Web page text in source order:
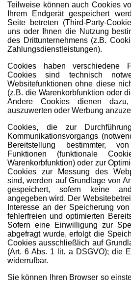
Teilweise können auch Cookies
Ihrem Endgerät gespeichert
Seite betreten (Third-Party-
uns oder Ihnen die Nutzung
des Drittunternehmens (z.B.
Zahlungsdienstleistungen).
Cookies haben verschiedene
Cookies sind technisch
Websitefunktionen ohne diese
(z.B. die Warenkorbfunktion oder
Andere Cookies dienen dazu,
auszuwerten oder Werbung
Cookies, die zur
Kommunikationsvorgangs
Bereitstellung bestimmter,
Funktionen (funktionale
Warenkorbfunktion) oder zur
Cookies zur Messung des
sind, werden auf Grundlage von
gespeichert, sofern keine
angegeben wird. Der
Interesse an der Speicherung
fehlerfreien und optimierten
Sofern eine Einwilligung zur
abgefragt wurde, erfolgt die
Cookies ausschließlich auf
(Art. 6 Abs. 1 lit. a DSGVO); die
widerrufbar.
Sie können Ihren Browser so